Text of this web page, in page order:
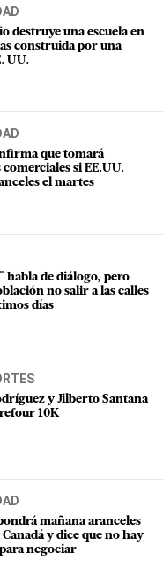
destruye una escuela en
construida por una
UU.
que tomará
comerciales si EE.UU.
el martes
habla de diálogo, pero
no salir a las calles
días
y Jilberto Santana
10K
mañana aranceles
y dice que no hay
negociar